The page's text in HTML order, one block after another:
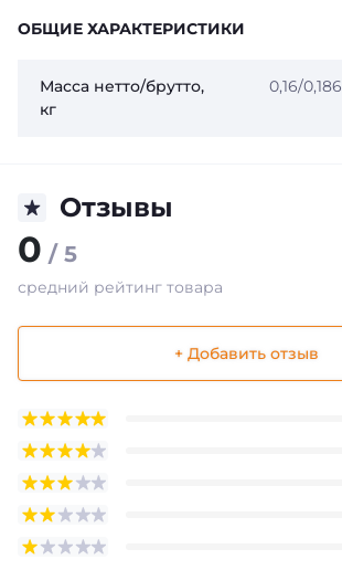
ОБЩИЕ ХАРАКТЕРИСТИКИ
Масса нетто/брутто,
кг
0,16/0,186
Отзывы
0 / 5
средний рейтинг товара
+ Добавить отзыв